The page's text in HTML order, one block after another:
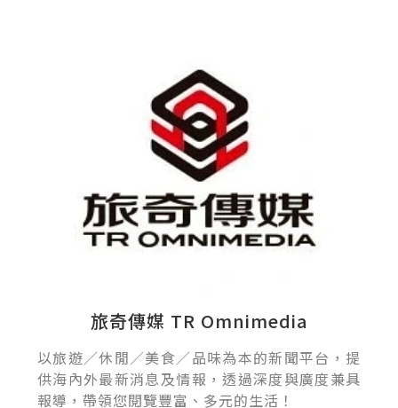
旅奇傳媒 TR Omnimedia
以旅遊／休閒／美食／品味為本的新聞平台，提
供海內外最新消息及情報，透過深度與廣度兼具
報導，帶領您閱覽豐富、多元的生活！